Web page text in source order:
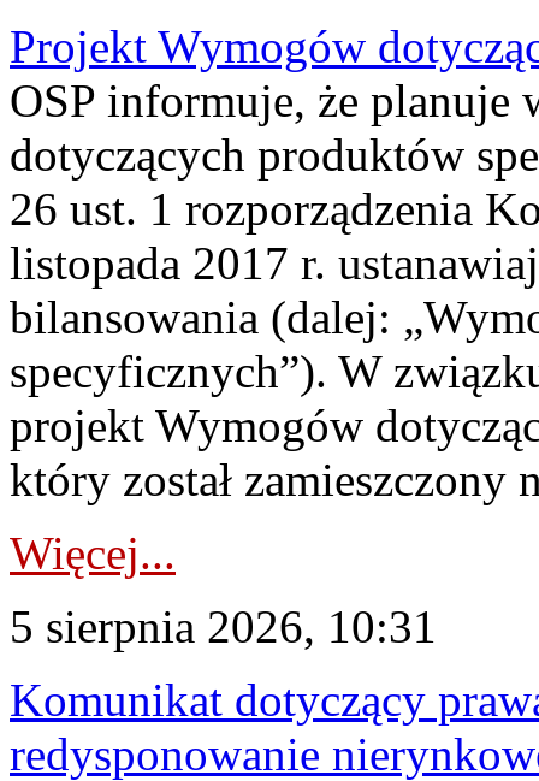
Projekt Wymogów
OSP informuje, że planuje
dotyczących produktów
26 ust. 1 rozporządzenia
listopada 2017 r.
bilansowania (dalej:
specyficznych”). W
projekt Wymogów
który został zamieszczony
Więcej...
5 sierpnia 2026, 10:31
Komunikat dotyczący
redysponowanie